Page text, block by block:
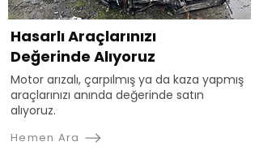
Hasarlı Araçlarınızı
Değerinde Alıyoruz
Motor arızalı, çarpılmış ya da kaza yapmış
araçlarınızı anında değerinde satın
alıyoruz.
Hemen Ara